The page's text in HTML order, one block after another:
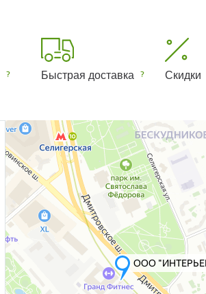
Быстрая доставка Скидки